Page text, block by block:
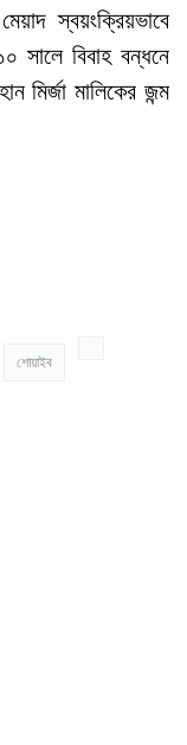
স্বয়ংক্রিয়ভাবে
সালে বিবাহ বন্ধনে
মালিকের জন্ম
শোয়াইব